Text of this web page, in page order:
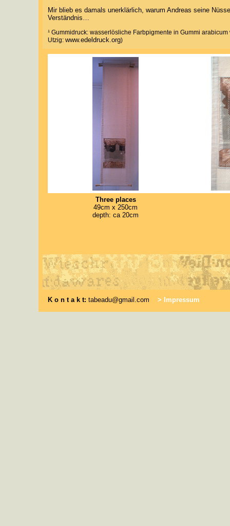
Mir blieb es damals unerklärlich, warum Andreas seine
Verständnis…
¹ Gummidruck: wasserlösliche Farbpigmente in Gummi
Utzig: www.edeldruck.org)
Three places
49cm x 250cm
depth: ca 20cm
K o n t a k t: tabeadu@gmail.com > Impressum